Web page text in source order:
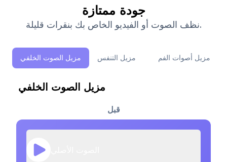
جودة ممتازة
نظف الصوت أو الفيديو الخاص بك بنقرات قليلة.
مزيل الصوت الخلفي مزيل التنفس مزيل أصوات الفم
مزيل الصوت الخلفي
قبل